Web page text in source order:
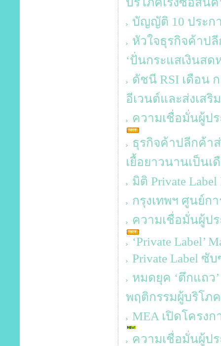
บัญญัติ 10 ประกา
หัวใจธุรกิจค้าป
‘ปั่นกระแสเงินสด
ดัชนี RSI เดือน
อีเวนต์และส่งเส
ความเชื่อมั่นผู้ป
ธุรกิจค้าปลีกค้า
เยื้อยาวนานเป็นเ
มิติ Private
กรุงเทพฯ ศูนย์ก
ความเชื่อมั่นผู้ป
‘Private Label’
Private Label
หมดยุค ‘ตึกแถว
พฤติกรรมผู้บริโภ
MEA เปิดโครงก
ความเชื่อมั่นผู้ป